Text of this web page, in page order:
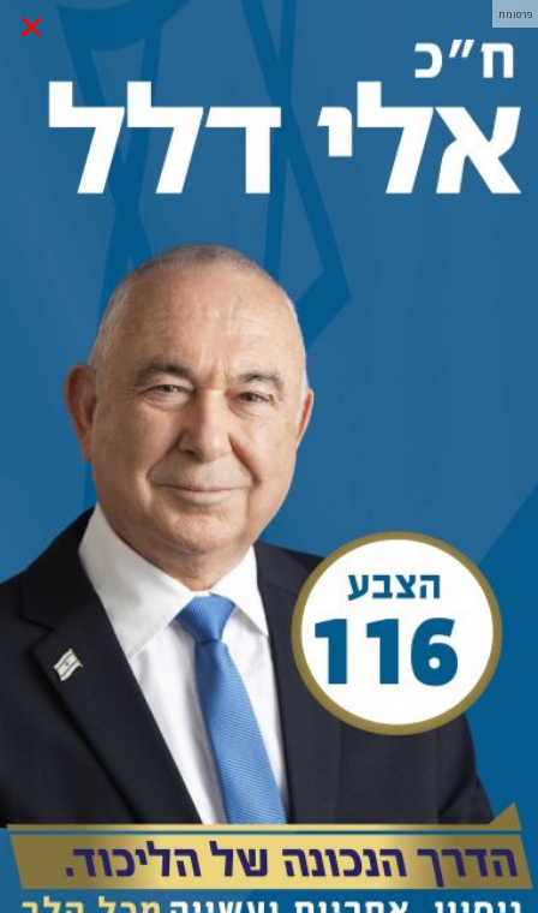
× פרסומת